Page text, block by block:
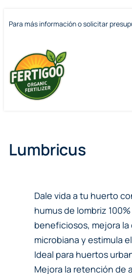
alal
Para más información o solicitar
Lumbricus
Dale vida a tu huerto
humus de lombriz
beneficiosos, mejora
microbiana y estimula
Ideal para huertos
Mejora la retención de